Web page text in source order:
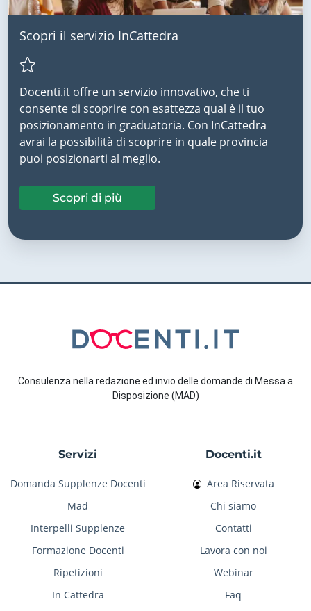
Scopri il servizio InCattedra
Docenti.it offre un servizio innovativo, che ti
consente di scoprire con esattezza qual è il tuo
posizionamento in graduatoria. Con InCattedra
avrai la possibilità di scoprire in quale provincia
puoi posizionarti al meglio.
Scopri di più
Consulenza nella redazione ed invio delle domande di Messa a
Disposizione (MAD)
Servizi
Domanda Supplenze Docenti
Mad
Interpelli Supplenze
Formazione Docenti
Ripetizioni
In Cattedra
Docenti.it
Area Riservata
Chi siamo
Contatti
Lavora con noi
Webinar
Faq